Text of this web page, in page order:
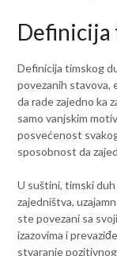
Definicija
Definicija timskog
povezanih stavova,
da rade zajedno ka
samo vanjskim
posvećenost
sposobnost da
U suštini, timski
zajedništva,
ste povezani sa
izazovima i
stvaranje